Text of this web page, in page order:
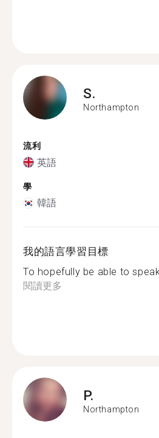
S.
Northampton
流利
英語
學
韓語
我的語言學習目標
To hopefully be able to
閱讀更多
P.
Northampton